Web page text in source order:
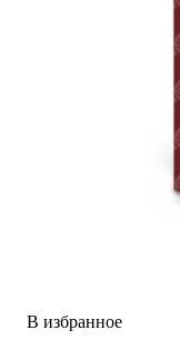
В избранное